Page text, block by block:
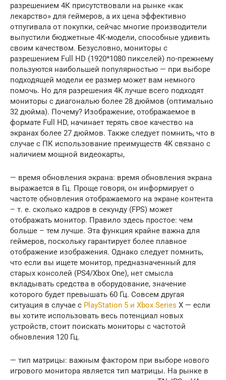
разрешением 4К присутствовали на рынке «как
лекарство» для геймеров, а их цена эффективно
отпугивала от покупки, сейчас многие производители
выпустили бюджетные 4К-модели, способные удивить
своим качеством. Безусловно, мониторы с
разрешением Full HD (1920*1080 пикселей) по-прежнему
пользуются наибольшей популярностью — при выборе
подходящей модели ее размер может вам немного
помочь. Но для разрешения 4K лучше всего подходят
мониторы с диагональю более 28 дюймов (оптимально
32 дюйма). Почему? Изображение, отображаемое в
формате Full HD, начинает терять свое качество на
экранах более 27 дюймов. Также следует помнить, что в
случае с ПК использование преимуществ 4K связано с
наличием мощной видеокарты,
— время обновления экрана: время обновления экрана
выражается в Гц. Проще говоря, он информирует о
частоте обновления отображаемого на экране контента
– т. е. сколько кадров в секунду (FPS) может
отображать монитор. Правило здесь простое: чем
больше – тем лучше. Эта функция крайне важна для
геймеров, поскольку гарантирует более плавное
отображение изображения. Однако следует помнить,
что если вы ищете монитор, предназначенный для
старых консолей (PS4/Xbox One), нет смысла
вкладывать средства в оборудование, значение
которого будет превышать 60 Гц. Совсем другая
ситуация в случае с PlayStation 5 и Xbox Series X — если
вы хотите использовать весь потенциал новых
устройств, стоит поискать мониторы с частотой
обновления 120 Гц.
— тип матрицы: важным фактором при выборе нового
игрового монитора является тип матрицы. На рынке в